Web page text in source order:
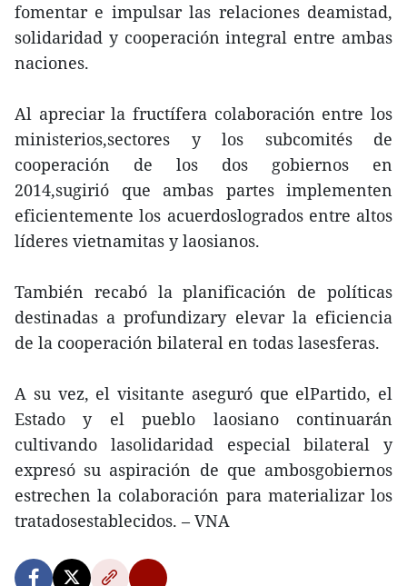
fomentar e impulsar las relaciones deamistad,
solidaridad y cooperación integral entre ambas
naciones.
Al apreciar la fructífera colaboración entre los
ministerios,sectores y los subcomités de
cooperación de los dos gobiernos en
2014,sugirió que ambas partes implementen
eficientemente los acuerdoslogrados entre altos
líderes vietnamitas y laosianos.
También recabó la planificación de políticas
destinadas a profundizary elevar la eficiencia
de la cooperación bilateral en todas lasesferas.
A su vez, el visitante aseguró que elPartido, el
Estado y el pueblo laosiano continuarán
cultivando lasolidaridad especial bilateral y
expresó su aspiración de que ambosgobiernos
estrechen la colaboración para materializar los
tratadosestablecidos. – VNA